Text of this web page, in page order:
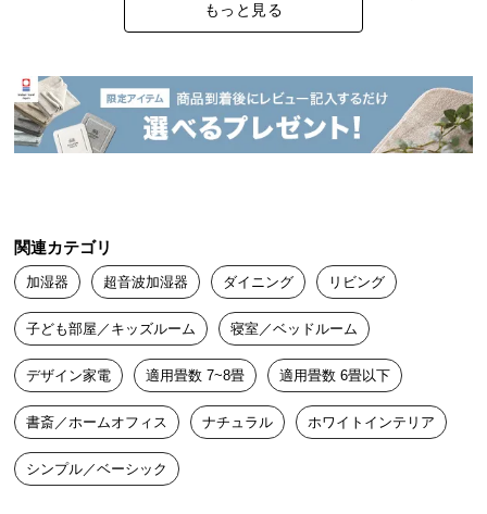
品
の
配
送
て
小
型
商
品
の
配
に
もっと見る
関連カテゴリ
加湿器 超音波加湿器 ダイニング リビング
子ども部屋／キッズルーム 寝室／ベッドルーム
デザイン家電 適用畳数 7~8畳 適用畳数 6畳以下
書斎／ホームオフィス ナチュラル ホワイトインテリア
シンプル／ベーシック